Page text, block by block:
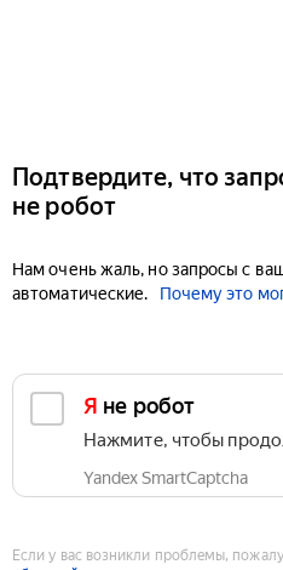
Подтвердите, что
не робот
Нам очень жаль, но запросы с
автоматические.
Почему это
Я не робот
Нажмите, чтобы
Yandex SmartCaptcha
Если у вас возникли проблемы,